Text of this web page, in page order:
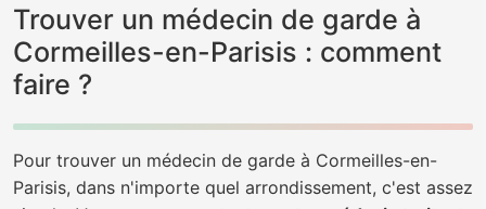
Trouver un médecin de garde à
Cormeilles-en-Parisis : comment
faire ?
Pour trouver un médecin de garde à Cormeilles-en-
Parisis, dans n'importe quel arrondissement, c'est assez